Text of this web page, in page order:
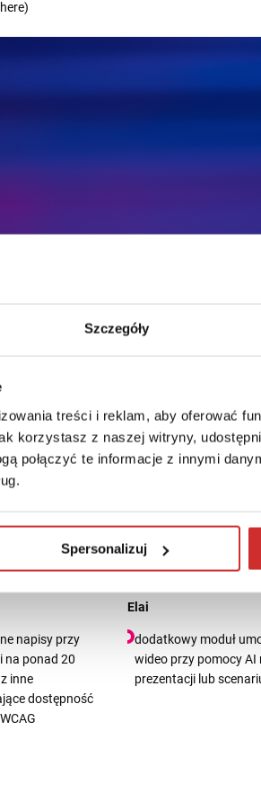
Szczegóły
treści i reklam, aby oferować
korzystasz z naszej witryny,
połączyć te informacje z innymi
Spersonalizuj
przy
wersji
Zarządzanie wideo
uczelni ze wszystkich
integracjom z LMS
komunikacji np. MS
napisy przy
na ponad 20
inne
dostępność
Elai
dodatkowy moduł
wideo przy pomocy
prezentacji lub